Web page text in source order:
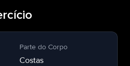
Parte do Corpo
Costas